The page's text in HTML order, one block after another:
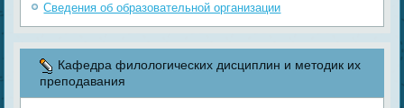
Сведения об образовательной организации
Кафедра филологических дисциплин и методик их
преподавания